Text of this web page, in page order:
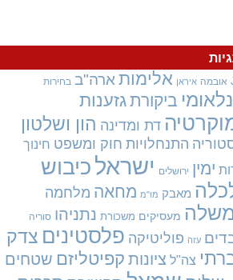
איראן אלימות ארה"ב בחירות
ביקורתגזענות
דת ומדינההון ושלטון
התנחלויות חוק ומשפט חינוך
ימין ירושלים ישראלכיבוש
מאבק מו"מ מחאהמלחמה
מעסיקים משכורת נתניהו סוריה
עזה פוליטיקה פלסטיניםצדק
צה"ל ציונותקפיטליזםשטחים